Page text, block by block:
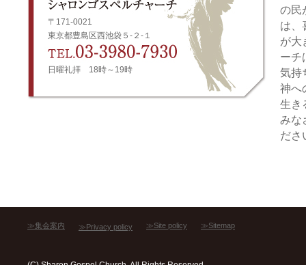
〒171-0021
東京都豊島区西池袋５-２-１
日曜礼拝 18時～19時
の民
は、
が大
ーチ
気持
神へ
生き
みな
ださ
≫集会案内 ≫Privacy policy ≫Site policy ≫Sitemap